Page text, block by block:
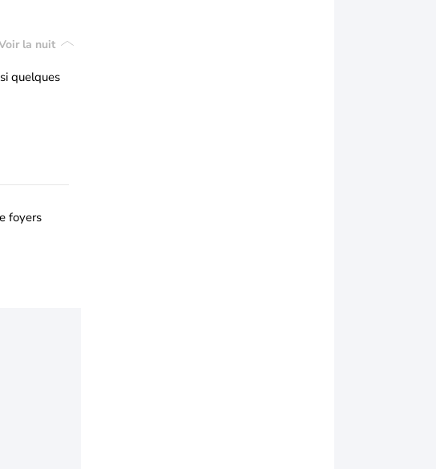
la nuit
quelques
foyers